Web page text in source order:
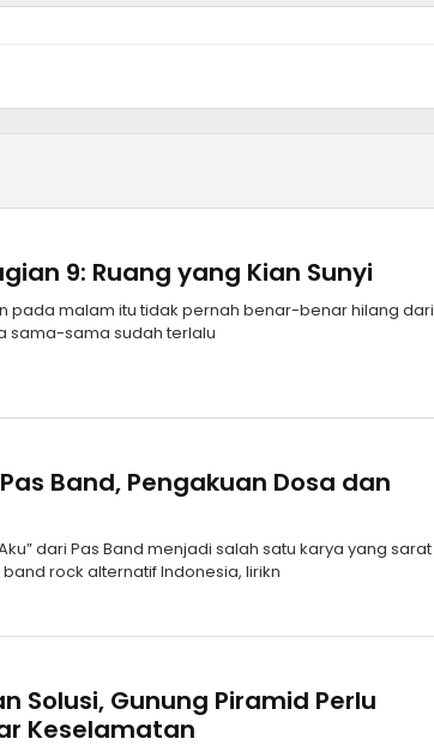
9: Ruang yang Kian Sunyi
pada malam itu tidak pernah benar-benar hilang dari
sama-sama sudah terlalu
Band, Pengakuan Dosa dan
dari Pas Band menjadi salah satu karya yang sarat
rock alternatif Indonesia, lirikn
Solusi, Gunung Piramid Perlu
Keselamatan